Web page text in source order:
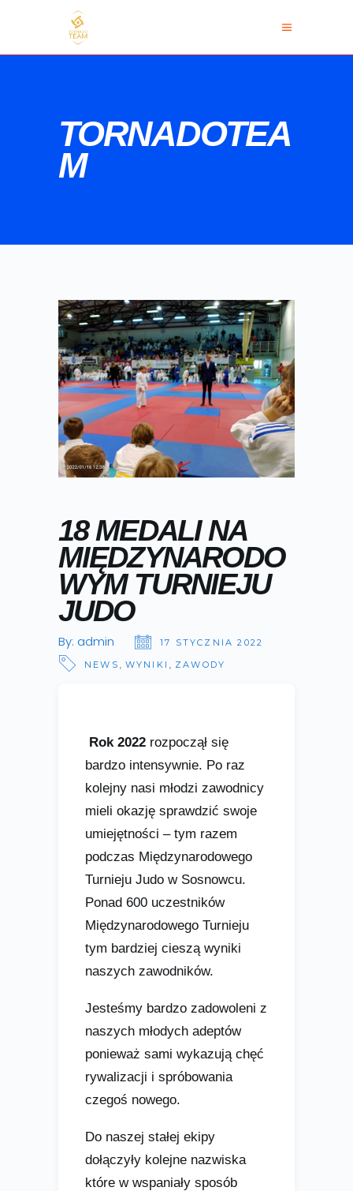
TORNADOTEA
M
18 MEDALI NA
MIĘDZYNARODO
WYM TURNIEJU
JUDO
By: admin
17 STYCZNIA 2022
NEWS , WYNIKI , ZAWODY
Rok 2022 rozpoczął się
bardzo intensywnie. Po raz
kolejny nasi młodzi zawodnicy
mieli okazję sprawdzić swoje
umiejętności – tym razem
podczas Międzynarodowego
Turnieju Judo w Sosnowcu.
Ponad 600 uczestników
Międzynarodowego Turnieju
tym bardziej cieszą wyniki
naszych zawodników.
Jesteśmy bardzo zadowoleni z
naszych młodych adeptów
ponieważ sami wykazują chęć
rywalizacji i spróbowania
czegoś nowego.
Do naszej stałej ekipy
dołączyły kolejne nazwiska
które w wspaniały sposób